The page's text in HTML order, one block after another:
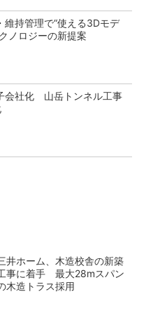
維持管理で“使える3Dモデ
ノロジーの新提案
会社化 山岳トンネル工事
井ホーム、木造校舎の新築
事に着手 最大28mスパン
木造トラス採用